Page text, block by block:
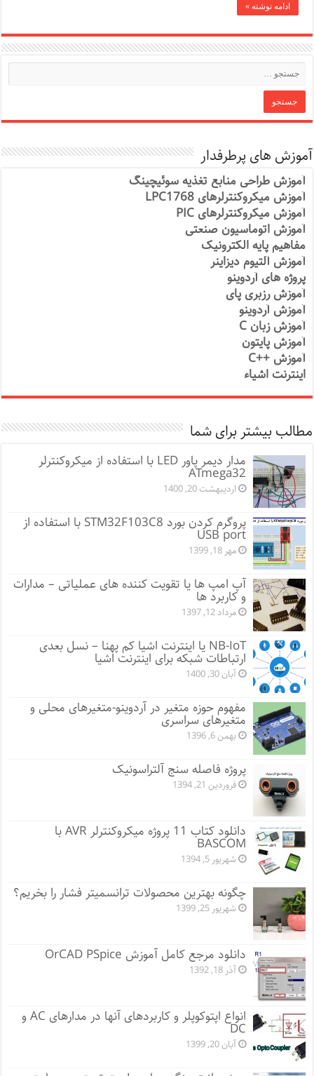
ادامه نوشته »
آموزش های پرطرفدار
آموزش طراحی منابع تغذیه سوئیچینگ
آموزش میکروکنترلرهای LPC1768
آموزش میکروکنترلرهای PIC
آموزش اتوماسیون صنعتی
مفاهیم پایه الکترونیک
آموزش آلتیوم دیزاینر
پروژه های آردوینو
آموزش رزبری پای
آموزش آردوینو
آموزش زبان C
آموزش پایتون
آموزش ++C
اینترنت اشیاء
مطالب بیشتر برای شما
مدار دیمر پاور LED با استفاده از میکروکنترلر
ATmega32
اردیبهشت 20, 1400
پروگرم کردن بورد STM32F103C8 با استفاده از
USB port
مهر 18, 1399
آپ امپ ها یا تقویت کننده های عملیاتی – مدارات
و کاربرد ها
مرداد 12, 1397
NB-IoT یا اینترنت اشیا کم پهنا – نسل بعدی
ارتباطات شبکه برای اینترنت اشیا
آبان 30, 1400
مفهوم حوزه متغیر در آردوینو-متغیرهای محلی و
متغیرهای سراسری
بهمن 6, 1396
پروژه فاصله سنج آلتراسونیک
فروردین 21, 1394
دانلود کتاب 11 پروژه میکروکنترلر AVR با
BASCOM
شهریور 5, 1394
چگونه بهترین محصولات ترانسمیتر فشار را بخریم؟
شهریور 25, 1399
دانلود مرجع کامل آموزش OrCAD PSpice
آذر 18, 1392
انواع اپتوکوپلر و کاربردهای آنها در مدارهای AC و
DC
آبان 20, 1399